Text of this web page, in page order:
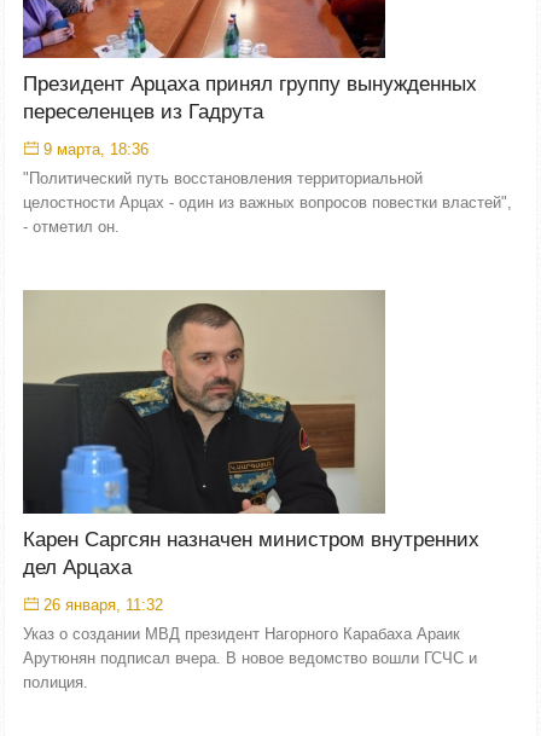
Президент Арцаха принял группу вынужденных
переселенцев из Гадрута
9 марта, 18:36
"Политический путь восстановления территориальной
целостности Арцах - один из важных вопросов повестки властей",
- отметил он.
Карен Саргсян назначен министром внутренних
дел Арцаха
26 января, 11:32
Указ о создании МВД президент Нагорного Карабаха Араик
Арутюнян подписал вчера. В новое ведомство вошли ГСЧС и
полиция.